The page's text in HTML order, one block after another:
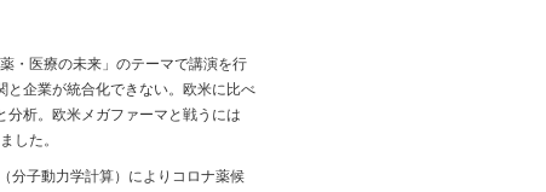
・医療の未来」のテーマで講演を行
と企業が統合化できない。欧米に比べ
析。欧米メガファーマと戦うには
した。
分子動力学計算）によりコロナ薬候